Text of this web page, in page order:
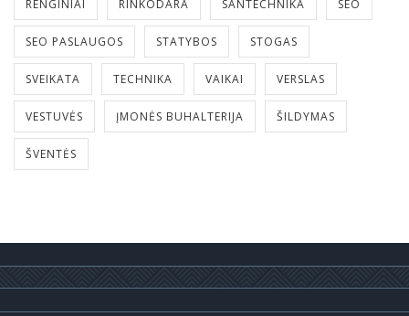
RENGINIAI RINKODARA SANTECHNIKA SEO
SEO PASLAUGOS STATYBOS STOGAS
SVEIKATA TECHNIKA VAIKAI VERSLAS
VESTUVĖS ĮMONĖS BUHALTERIJA ŠILDYMAS
ŠVENTĖS